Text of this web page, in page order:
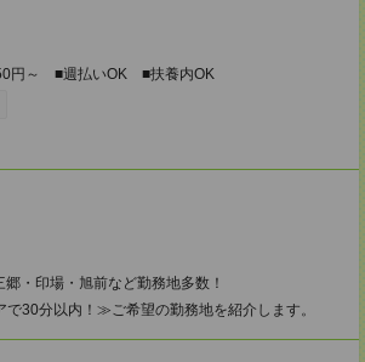
円～ ■週払いOK ■扶養内OK
郷・印場・旭前など勤務地多数！
30分以内！≫ご希望の勤務地を紹介します。